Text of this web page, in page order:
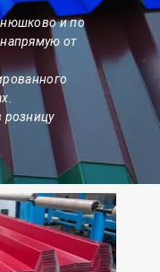
и по
от
розницу